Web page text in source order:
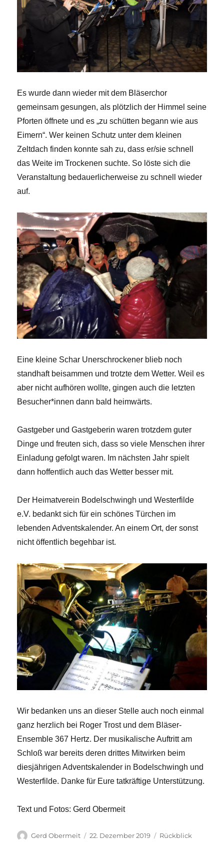
Es wurde dann wieder mit dem Bläserchor
gemeinsam gesungen, als plötzlich der Himmel seine
Pforten öffnete und es „zu schütten begann wie aus
Eimern“. Wer keinen Schutz unter dem kleinen
Zeltdach finden konnte sah zu, dass er/sie schnell
das Weite im Trockenen suchte. So löste sich die
Veranstaltung bedauerlicherweise zu schnell wieder
auf.
Eine kleine Schar Unerschrockener blieb noch
standhaft beisammen und trotzte dem Wetter. Weil es
aber nicht aufhören wollte, gingen auch die letzten
Besucher*innen dann bald heimwärts.
Gastgeber und Gastgeberin waren trotzdem guter
Dinge und freuten sich, dass so viele Menschen ihrer
Einladung gefolgt waren. Im nächsten Jahr spielt
dann hoffentlich auch das Wetter besser mit.
Der Heimatverein Bodelschwingh und Westerfilde
e.V. bedankt sich für ein schönes Türchen im
lebenden Adventskalender. An einem Ort, der sonst
nicht öffentlich begehbar ist.
Wir bedanken uns an dieser Stelle auch noch einmal
ganz herzlich bei Roger Trost und dem Bläser-
Ensemble 367 Hertz. Der musikalische Auftritt am
Schloß war bereits deren drittes Mitwirken beim
diesjährigen Adventskalender in Bodelschwingh und
Westerfilde. Danke für Eure tatkräftige Unterstützung.
Text und Fotos: Gerd Obermeit
Autor
Gerd Obermeit
Veröffentlicht
22. Dezember 2019 Kategorien
Rückblick